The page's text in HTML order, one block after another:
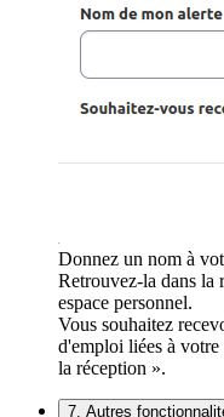
Donnez un nom à
Retrouvez-la dans la
espace personnel.
Vous souhaitez
d'emploi liées à
la réception ».
7. Autres